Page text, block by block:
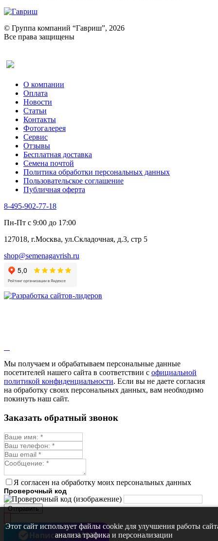
© Группа компаний “Гавриш”, 2026
Все права защищены
О компании
Оплата
Новости
Статьи
Контакты
Фотогалерея​
Сервис
Отзывы
Бесплатная доставка
Семена почтой
Политика обработки персональных данных
Пользовательское соглашение
Публичная оферта
8-495-902-77-18
Пн-Пт с 9:00 до 17:00
127018, г.Москва, ул.Складочная, д.3, стр 5
shop@semenagavrish.ru
Мы получаем и обрабатываем персональные данные
посетителей нашего сайта в соответствии с официальной
политикой конфиденциальности. Если вы не даете согласия
на обработку своих персональных данных, вам необходимо
покинуть наш сайт.
Этот сайт использует файлы cookie для улучшения работы
анализа трафика и персонализации
Заказать обратный звонок
Я согласен на обработку моих персональных данных
Проверочный код
Отправить
Написать в MAX